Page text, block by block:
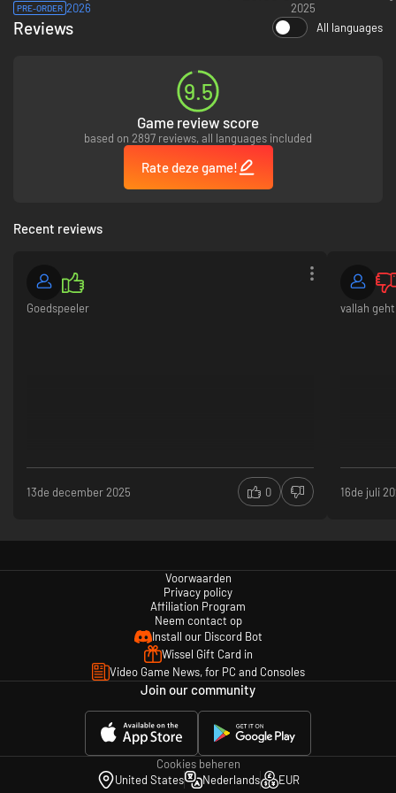
PRE-ORDER 2026
2025
Reviews All languages
9.5
Game review score
based on 2897 reviews, all languages included
Rate deze game!
Recent reviews
Goedspeeler
13de december 2025 0
vallah
16de juli
Voorwaarden
Privacy policy
Affiliation Program
Neem contact op
Install our Discord Bot
Wissel Gift Card in
Video Game News, for PC and Consoles
Join our community
Cookies beheren
United States
Nederlands EUR